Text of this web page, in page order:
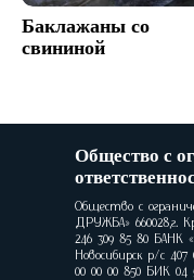
Баклажаны со
свининой
Общество с
Общество с
ДРУЖБА» 660028,г.
246 309 85 80
Новосибирск р/с 407
00 00 00 850 БИК 04